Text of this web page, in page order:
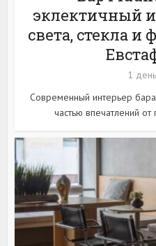
эклектичный
света, стекла и
1
Современный интерьер
частью впечатлений